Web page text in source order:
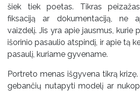
šiek tiek poetas. Tikras
fiksaciją ar dokumentaciją, ne
vaizdelį. Jis yra apie jausmus, kurie
išorinio pasaulio atspindį, ir apie tą
pasaulį, kuriame gyvename.
Portreto menas išgyvena tikrą
gebančių nutapyti modelį ar